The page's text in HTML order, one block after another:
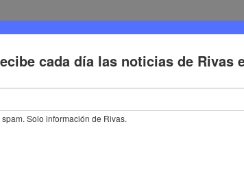
Deporte Cultura Trabajo